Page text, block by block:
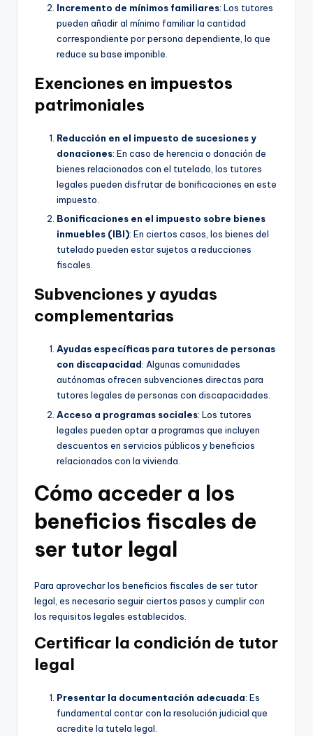
Incremento de mínimos familiares: Los tutores
pueden añadir al mínimo familiar la cantidad
correspondiente por persona dependiente, lo que
reduce su base imponible.
Exenciones en impuestos
patrimoniales
Reducción en el impuesto de sucesiones y
donaciones: En caso de herencia o donación de
bienes relacionados con el tutelado, los tutores
legales pueden disfrutar de bonificaciones en este
impuesto.
Bonificaciones en el impuesto sobre bienes
inmuebles (IBI): En ciertos casos, los bienes del
tutelado pueden estar sujetos a reducciones
fiscales.
Subvenciones y ayudas
complementarias
Ayudas específicas para tutores de personas
con discapacidad: Algunas comunidades
autónomas ofrecen subvenciones directas para
tutores legales de personas con discapacidades.
Acceso a programas sociales: Los tutores
legales pueden optar a programas que incluyen
descuentos en servicios públicos y beneficios
relacionados con la vivienda.
Cómo acceder a los
beneficios fiscales de
ser tutor legal
Para aprovechar los beneficios fiscales de ser tutor
legal, es necesario seguir ciertos pasos y cumplir con
los requisitos legales establecidos.
Certificar la condición de tutor
legal
Presentar la documentación adecuada: Es
fundamental contar con la resolución judicial que
acredite la tutela legal.